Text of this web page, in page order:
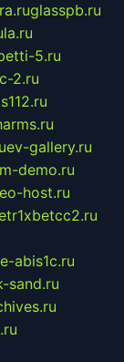
glasspb.ru
5.ru
2.ru
ev-gallery.ru
demo.ru
host.ru
e-abis1c.ru
sand.ru